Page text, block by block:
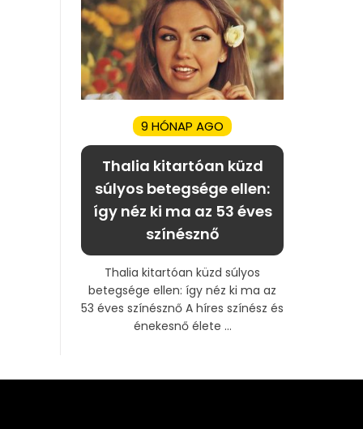
9 HÓNAP AGO
Thalia kitartóan küzd
súlyos betegsége ellen:
így néz ki ma az 53 éves
színésznő
Thalia kitartóan küzd súlyos
betegsége ellen: így néz ki ma az
53 éves színésznő A híres színész és
énekesnő élete ...